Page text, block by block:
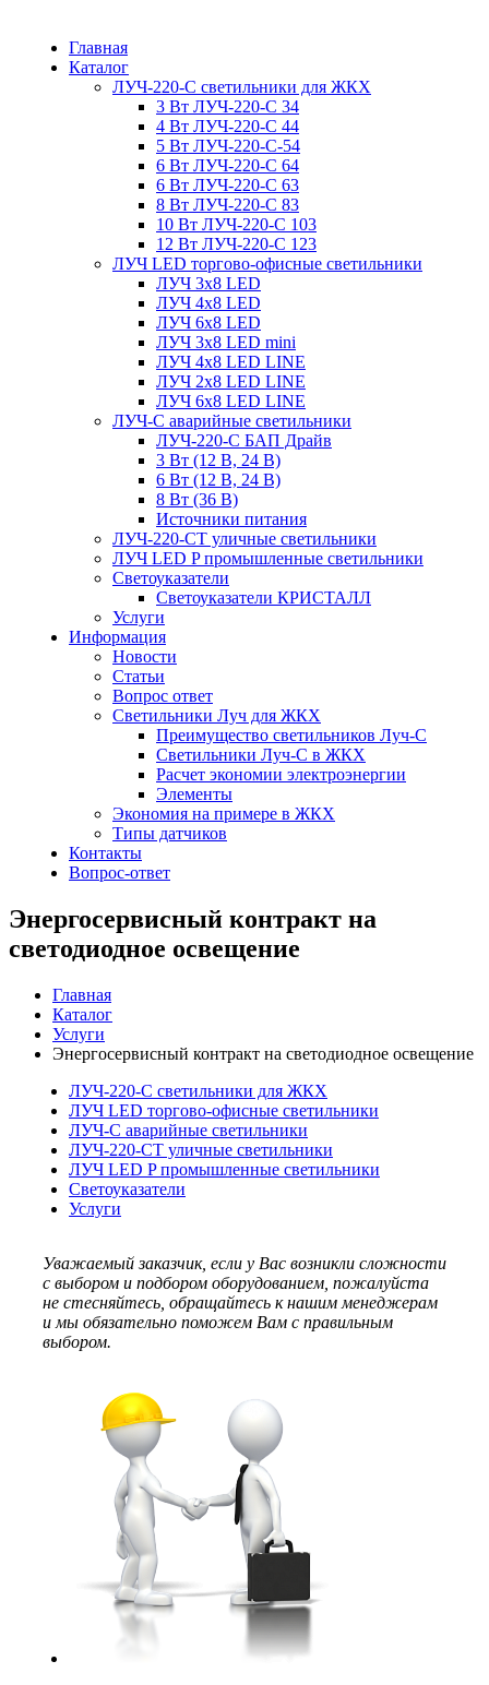
Главная
Каталог
ЛУЧ-220-С светильники для ЖКХ
3 Вт ЛУЧ-220-С 34
4 Вт ЛУЧ-220-С 44
5 Вт ЛУЧ-220-С-54
6 Вт ЛУЧ-220-С 64
6 Вт ЛУЧ-220-С 63
8 Вт ЛУЧ-220-С 83
10 Вт ЛУЧ-220-С 103
12 Вт ЛУЧ-220-С 123
ЛУЧ LED торгово-офисные светильники
ЛУЧ 3х8 LED
ЛУЧ 4х8 LED
ЛУЧ 6х8 LED
ЛУЧ 3х8 LED mini
ЛУЧ 4х8 LED LINE
ЛУЧ 2х8 LED LINE
ЛУЧ 6х8 LED LINE
ЛУЧ-С аварийные светильники
ЛУЧ-220-С БАП Драйв
3 Вт (12 В, 24 В)
6 Вт (12 В, 24 В)
8 Вт (36 В)
Источники питания
ЛУЧ-220-СТ уличные светильники
ЛУЧ LED P промышленные светильники
Светоуказатели
Светоуказатели КРИСТАЛЛ
Услуги
Информация
Новости
Статьи
Вопрос ответ
Светильники Луч для ЖКХ
Преимущество светильников Луч-С
Светильники Луч-С в ЖКХ
Расчет экономии электроэнергии
Элементы
Экономия на примере в ЖКХ
Типы датчиков
Контакты
Вопрос-ответ
Энергосервисный контракт на
светодиодное освещение
Главная
Каталог
Услуги
Энергосервисный контракт на светодиодное освещение
ЛУЧ-220-С светильники для ЖКХ
ЛУЧ LED торгово-офисные светильники
ЛУЧ-С аварийные светильники
ЛУЧ-220-СТ уличные светильники
ЛУЧ LED P промышленные светильники
Светоуказатели
Услуги
Уважаемый заказчик, если у Вас возникли сложности
с выбором и подбором оборудованием, пожалуйста
не стесняйтесь, обращайтесь к нашим менеджерам
и мы обязательно поможем Вам с правильным
выбором.